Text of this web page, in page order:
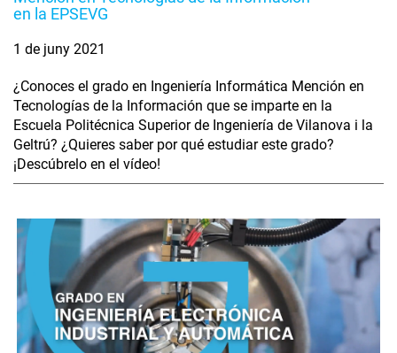
en la EPSEVG
1 de juny 2021
¿Conoces el grado en Ingeniería Informática Mención en
Tecnologías de la Información que se imparte en la
Escuela Politécnica Superior de Ingeniería de Vilanova i la
Geltrú? ¿Quieres saber por qué estudiar este grado?
¡Descúbrelo en el vídeo!